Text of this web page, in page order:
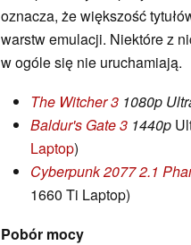
oznacza, że większość
warstw emulacji. Niektóre z
w ogóle się nie uruchamiają.
The Witcher 3 1080p
Baldur's Gate 3 1440p
Laptop)
Cyberpunk 2077 2.1
1660 Ti Laptop)
Pobór mocy